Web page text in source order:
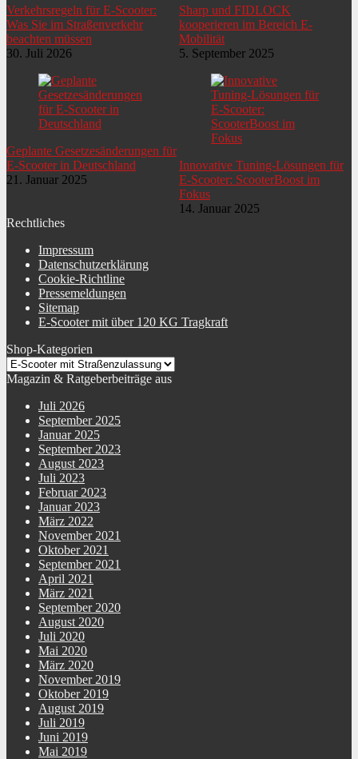
Verkehrsregeln für E-Scooter:
Was Sie im Straßenverkehr
beachten müssen
30. Juli 2026
Sharp und FIDLOCK
kooperieren im Bereich E-
Mobilität
5. September 2025
Geplante Gesetzesänderungen für
E-Scooter in Deutschland
21. Januar 2025
Innovative Tuning-Lösungen für
E-Scooter: ScooterBoost im
Fokus
14. Januar 2025
Rechtliches
Impressum
Datenschutzerklärung
Cookie-Richtline
Pressemeldungen
Sitemap
E-Scooter mit über 120 KG Tragkraft
Shop-Kategorien
Magazin & Ratgeberbeiträge aus
Juli 2026
September 2025
Januar 2025
September 2023
August 2023
Juli 2023
Februar 2023
Januar 2023
März 2022
November 2021
Oktober 2021
September 2021
April 2021
März 2021
September 2020
August 2020
Juli 2020
Mai 2020
März 2020
November 2019
Oktober 2019
August 2019
Juli 2019
Juni 2019
Mai 2019